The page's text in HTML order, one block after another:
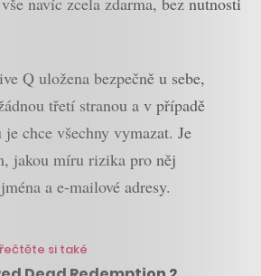
Q uložena bezpečně u sebe,
třetí stranou a v případě
chce všechny vymazat. Je
jakou míru rizika pro něj
a e-mailové adresy.
si také